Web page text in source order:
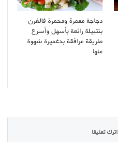
دجاجة معمرة ومحمرة فالفرن
بتتبيلة رائعة بأسهل وأسرع
طريقة مرافقة بدغميرة شهوة
منها
اترك تعليقا